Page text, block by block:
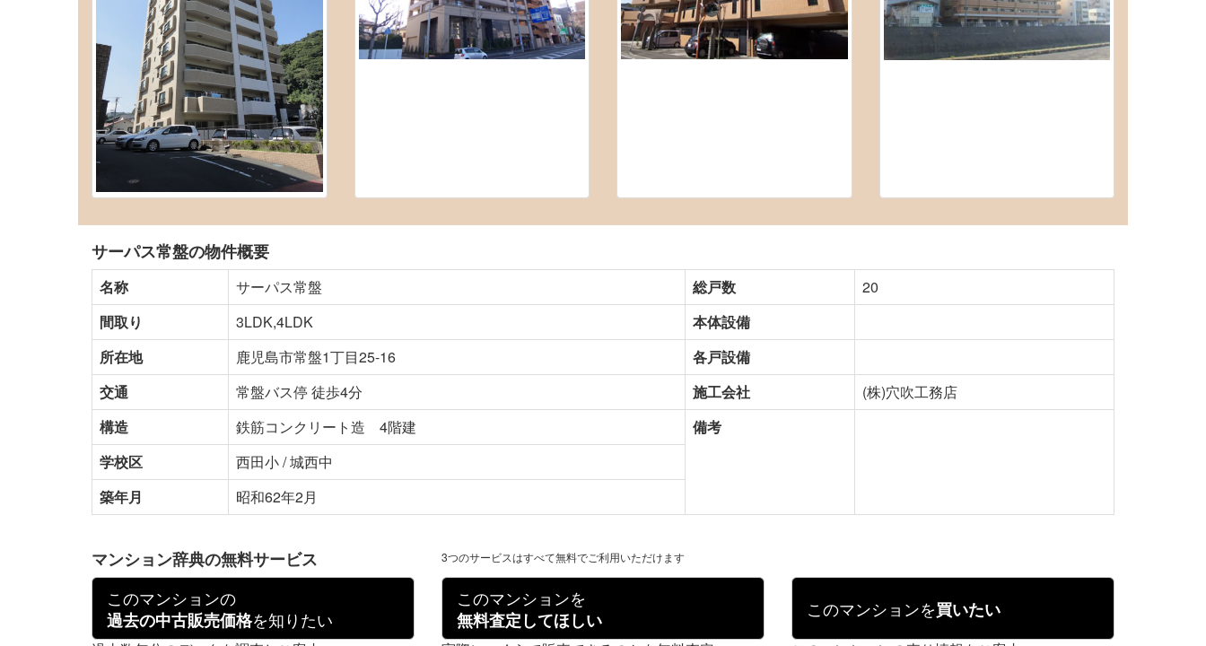
サーパス常盤の物件概要
名称 サーパス常盤 総戸数
20
間取り
3LDK,4LDK
本体設備
所在地
鹿児島市常盤1丁目25-16
各戸設備
交通
常盤バス停 徒歩4分 施工会社
(株)穴吹工務店
構造
鉄筋コンクリート造 4階建
備考
学校区
西田小 / 城西中
築年月
昭和62年2月
マンション辞典の無料サービス 3つのサービスはすべて無料でご利用いただけます
このマンションの
過去の中古販売価格を知りたい
このマンションを
無料査定してほしい
このマンションを買いたい